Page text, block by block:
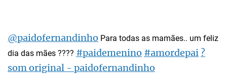
@paidofernandinho Para todas as mamães.. um feliz
dia das mães ???? #paidemenino #amordepai ?
som original - paidofernandinho